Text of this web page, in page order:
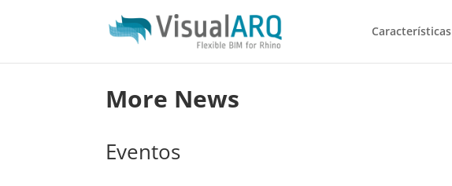
Características
More News
Eventos